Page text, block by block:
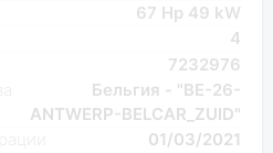
67 Hp 49 kW
4
7232976
Бельгия - "BE-26-
ANTWERP-BELCAR_ZUID"
01/03/2021